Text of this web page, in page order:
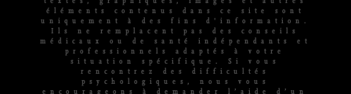
éléments contenus dans ce site sont
uniquement à des fins d'information.
Ils ne remplacent pas des conseils
médicaux ou de santé indépendants et
professionnels adaptés à votre
situation spécifique. Si vous
rencontrez des difficultés
psychologiques, nous vous
encourageons à demander l’aide d’un